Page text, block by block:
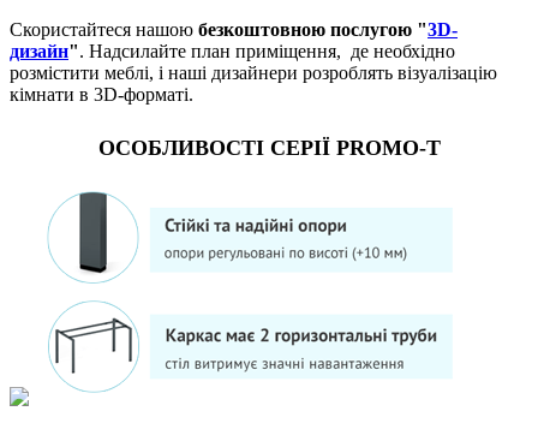
Скористайтеся нашою безкоштовною послугою "3D-
дизайн". Надсилайте план приміщення, де необхідно
розмістити меблі, і наші дизайнери розроблять візуалізацію
кімнати в 3D-форматі.
ОСОБЛИВОСТІ СЕРІЇ PROMO-T